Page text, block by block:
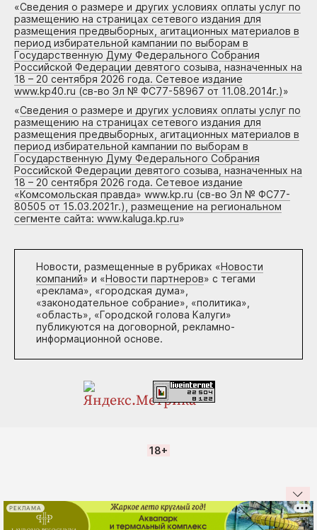
«Сведения о размере и других условиях оплаты услуг по
размещению на страницах сетевого издания для
размещения предвыборных, агитационных материалов в
период избирательной кампании по выборам в
Государственную Думу Федерального Собрания
Российской Федерации девятого созыва, назначенных на
18 – 20 сентября 2026 года. Сетевое издание
www.kp40.ru (св-во Эл № ФС77-58967 от 11.08.2014г.)»
«Сведения о размере и других условиях оплаты услуг по
размещению на страницах сетевого издания для
размещения предвыборных, агитационных материалов в
период избирательной кампании по выборам в
Государственную Думу Федерального Собрания
Российской Федерации девятого созыва, назначенных на
18 – 20 сентября 2026 года. Сетевое издание
«Комсомольская правда» www.kp.ru (св-во Эл № ФС77-
80505 от 15.03.2021г.), размещение на региональном
сегменте сайта: www.kaluga.kp.ru»
Новости, размещенные в рубриках «Новости
компаний» и «Новости партнеров» с тегами
«реклама», «городская дума»,
«законодательное собрание», «политика»,
«область», «Городской голова Калуги»
публикуются на договорной, рекламно-
информационной основе.
18+
РЕКЛАМА